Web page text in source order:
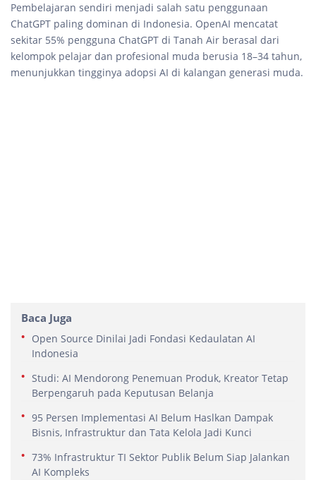
Pembelajaran sendiri menjadi salah satu penggunaan
ChatGPT paling dominan di Indonesia. OpenAI mencatat
sekitar 55% pengguna ChatGPT di Tanah Air berasal dari
kelompok pelajar dan profesional muda berusia 18–34 tahun,
menunjukkan tingginya adopsi AI di kalangan generasi muda.
Baca Juga
Open Source Dinilai Jadi Fondasi Kedaulatan AI
Indonesia
Studi: AI Mendorong Penemuan Produk, Kreator Tetap
Berpengaruh pada Keputusan Belanja
95 Persen Implementasi AI Belum Haslkan Dampak
Bisnis, Infrastruktur dan Tata Kelola Jadi Kunci
73% Infrastruktur TI Sektor Publik Belum Siap Jalankan
AI Kompleks